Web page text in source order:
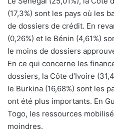
(17,3%) sont les pays où les
de dossiers de crédit. En
(0,26%) et le Bénin (4,61%)
le moins de dossiers
En ce qui concerne les
dossiers, la Côte d’Ivoire
le Burkina (16,68%) sont les
ont été plus importants. En
Togo, les ressources
moindres.